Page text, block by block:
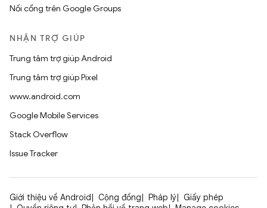
Nối cổng trên Google Groups
NHẬN TRỢ GIÚP
Trung tâm trợ giúp Android
Trung tâm trợ giúp Pixel
www.android.com
Google Mobile Services
Stack Overflow
Issue Tracker
Giới thiệu về Android Cộng đồng Pháp lý
Giấy phép